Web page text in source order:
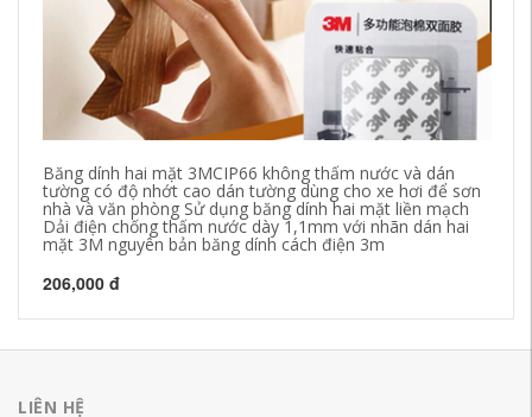
Băng dính hai mặt 3MCIP66 không thấm nước và dán
tường có độ nhớt cao dán tường dùng cho xe hơi để sơn
nhà và văn phòng Sử dụng băng dính hai mặt liền mạch
Dải điện chống thấm nước dày 1,1mm với nhãn dán hai
mặt 3M nguyên bản băng dính cách điện 3m
206,000 đ
LIÊN HỆ